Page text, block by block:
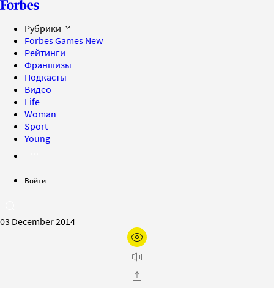
Рубрики
Forbes Games New
Рейтинги
Франшизы
Подкасты
Видео
Life
Woman
Sport
Young
Войти
03 December 2014